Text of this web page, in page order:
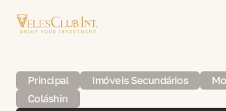
Principal Imóveis Secundários
Coláshin